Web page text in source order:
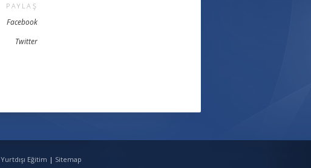
PAYLAŞ
Facebook
Twitter
Yurtdışı Eğitim | Sitemap